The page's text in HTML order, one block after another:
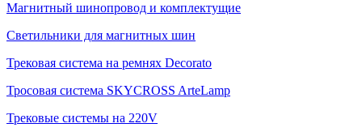
Магнитный шинопровод и комплектущие
Светильники для магнитных шин
Трековая система на ремнях Decorato
Тросовая система SKYCROSS ArteLamp
Трековые системы на 220V